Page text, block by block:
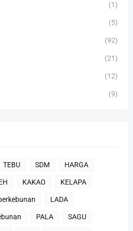
(1)
(5)
(92)
(21)
(12)
(9)
TEBU SDM HARGA
KAKAO KELAPA
LADA
PALA SAGU